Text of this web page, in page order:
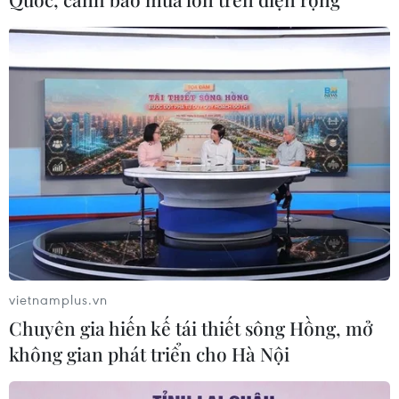
cao tốc
Hà Nội: Kiểm tra, xác minh liên quan
đến sản phẩm giảm cân dạng bút
tiêm
06/08/2026 07:05
Đại biểu Quốc hội băn khoăn khả
năng cân đối vốn 2 siêu dự án giao
thông
06/08/2026 07:00
TP Hồ Chí Minh: Dự án mở rộng
đường Phạm Văn Bạch vẫn dang dở
vietnamplus.vn
Chuyên gia hiến kế tái thiết sông Hồng, mở
không gian phát triển cho Hà Nội